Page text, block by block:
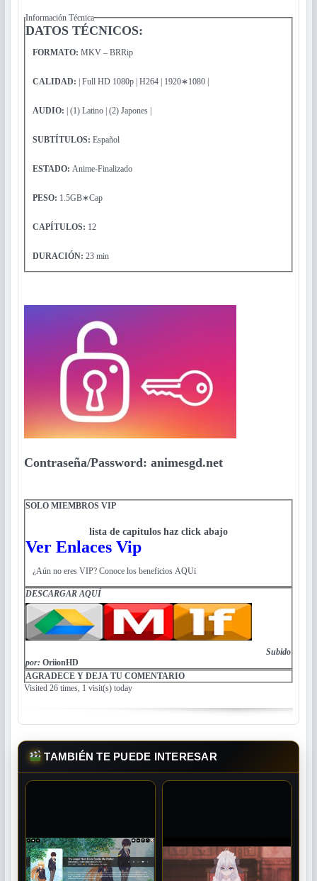
Información Técnica
DATOS TÉCNICOS:
FORMATO: MKV – BRRip
CALIDAD: | Full HD 1080p | H264 | 1920∗1080 |
AUDIO: | (1) Latino | (2) Japones |
SUBTÍTULOS: Español
ESTADO: Anime-Finalizado
PESO: 1.5GB∗Cap
CAPÍTULOS: 12
DURACIÓN: 23 min
Contraseña/Password: animesgd.net
SOLO MIEMBROS VIP
lista de capitulos haz click abajo
Ver Enlaces Vip
¿Aún no eres VIP? Conoce los beneficios AQUi
DESCARGAR AQUÍ
Subido
por: OriionHD
AGRADECE Y DEJA TU COMENTARIO
Visited 26 times, 1 visit(s) today
TAMBIÉN TE PUEDE INTERESAR